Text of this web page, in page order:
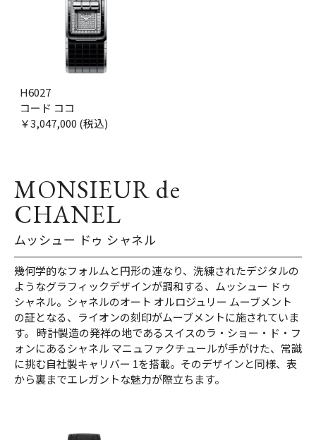
H6027
コード ココ
￥3,047,000 (税込)
MONSIEUR de
CHANEL
ムッシュー ドゥ シャネル
幾何学的なフォルムと円形の連なり、洗練されたデジタルの
ようなグラフィックデザインが調和する、ムッシュー ドゥ
シャネル。シャネルのオート オルロジュリー ムーブメント
の証となる、ライオンの刻印がムーブメントに施されていま
す。 時計製造の発祥の地であるスイスのラ・ショー・ド・フ
ォンにあるシャネル マニュファクチュールが手がけた、常識
に挑む自社製キャリバー 1を搭載。そのデザインと同様、表
から裏までエレガントな魅力が際立ちます。